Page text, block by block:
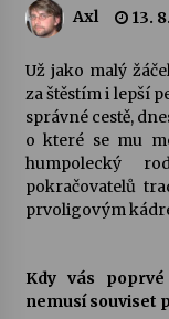
Axl 13.
Už jako malý
za štěstím i lepší
správné cestě,
o které se mu
humpolecký
pokračovatelů
prvoligovým
Kdy vás
nemusí souviset